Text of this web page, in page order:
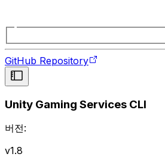
GitHub Repository
Unity Gaming Services CLI
버전:
v1.8